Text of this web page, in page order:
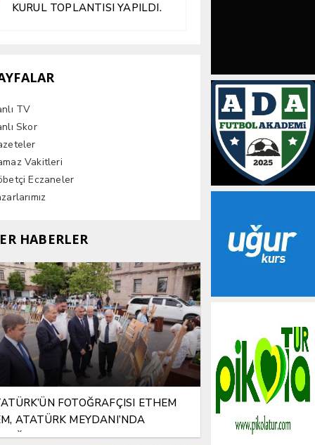
KURUL TOPLANTISI YAPILDI.
TV
Skor
Vakitleri
Eczaneler
HABERLER
FOTOĞRAFÇISI ETHEM
ATATÜRK MEYDANI’NDA
YAŞATILIYOR